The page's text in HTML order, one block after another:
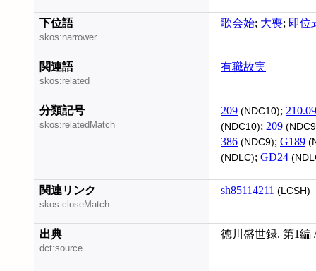
下位語
skos:narrower
歌会始; 大喪; 即位
関連語
skos:related
有職故実
分類記号
skos:relatedMatch
209 (NDC10); 210.09
(NDC10); 209
386 (NDC9); G189
(NDLC); GD24
関連リンク
skos:closeMatch
sh85114211 (LCSH)
出典
dct:source
徳川盛世録. 第1編